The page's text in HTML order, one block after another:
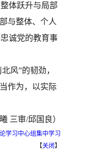
体跃升与局部
与整体、个人
诚党的教育事
风”的韧劲，
作为， 以实际
三审/邱国良）
学习中心组集中学习
【关闭】